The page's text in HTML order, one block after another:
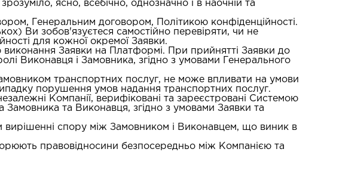
ясно, всебічно, однозначно і в наочній та
Генеральним договором, Політикою конфіденційності.
Ви зобов'язуєтеся самостійно перевіряти, чи не
для кожної окремої Заявки.
виконання Заявки на Платформі. При прийнятті Заявки до
Виконавця і Замовника, згідно з умовами Генерального
транспортних послуг, не може впливати на умови
порушення умов надання транспортних послуг.
Компанії, верифіковані та зареєстровані Системою
Замовника та Виконавця, згідно з умовами Заявки та
спору між Замовником і Виконавцем, що виник в
правовідносини безпосередньо між Компанією та